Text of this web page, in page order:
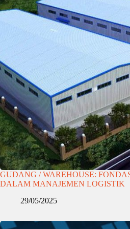
GUDANG / WAREHOUSE:
DALAM MANAJEMEN LOGISTIK
29/05/2025